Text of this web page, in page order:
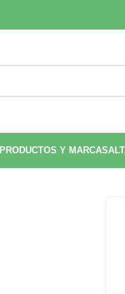
PRODUCTOS Y MARCAS